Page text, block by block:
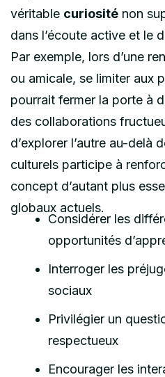
véritable curiosité non
dans l’écoute active et le
Par exemple, lors d’une
ou amicale, se limiter aux
pourrait fermer la porte à
des collaborations
d’explorer l’autre au-delà
culturels participe à
concept d’autant plus
globaux actuels.
Considérer les
opportunités
Interroger les
sociaux
Privilégier un
respectueux
Encourager les